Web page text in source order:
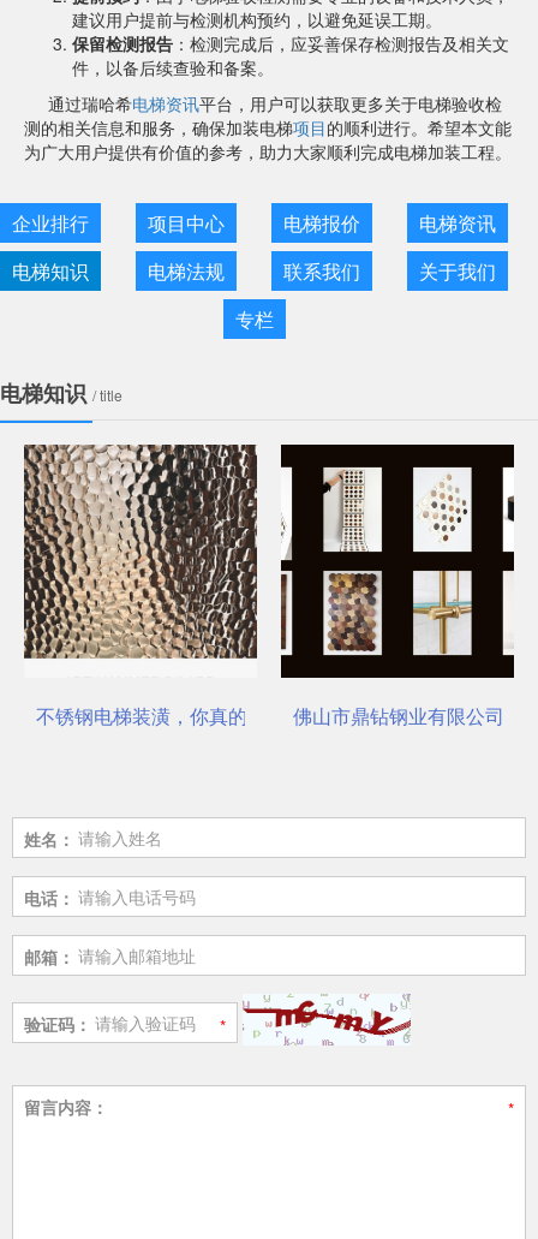
建议用户提前与检测机构预约，以避免延误工期。
保留检测报告 ：检测完成后，应妥善保存检测报告及相关文
件，以备后续查验和备案。
通过瑞哈希电梯资讯平台，用户可以获取更多关于电梯验收检
测的相关信息和服务，确保加装电梯项目的顺利进行。希望本文能
为广大用户提供有价值的参考，助力大家顺利完成电梯加装工程。
企业排行 项目中心 电梯报价
电梯资讯
电梯知识
电梯法规 联系我们
关于我们
专栏
电梯知识 / title
不锈钢电梯装潢，你真的选对了吗？佛山市鼎钻钢业有限公司，
姓名：
电话：
邮箱：
验证码：
留言内容：